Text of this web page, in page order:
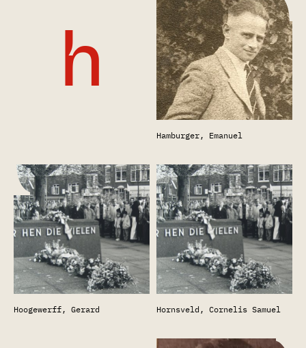
h
Hamburger, Emanuel
Hoogewerff, Gerard Hornsveld, Cornelis Samuel